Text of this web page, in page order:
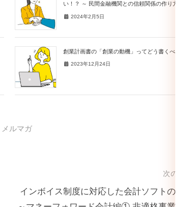
い！？ ～ 民間金融機関との信頼関係の作り方～
2024年2月5日
創業計画書の「創業の動機」ってどう書くべきか？
2023年12月24日
メルマガ
次の投稿
インボイス制度に対応した会計ソフトの影響